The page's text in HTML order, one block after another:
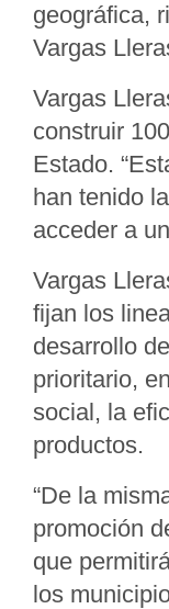
geográfica,
Vargas
Vargas
construir
Estado.
han tenido
acceder a
Vargas
fijan los
desarrollo
prioritario,
social, la
productos.
“De la
promoción
que
los